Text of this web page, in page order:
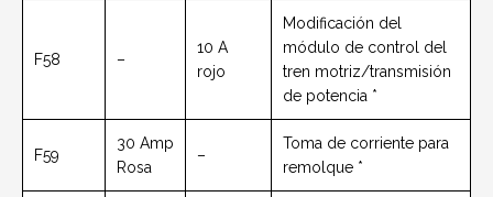
F58 –
10 A
rojo
Modificación del
módulo de control del
tren motriz/transmisión
de potencia *
F59
30 Amp
Rosa
–
Toma de corriente para
remolque *